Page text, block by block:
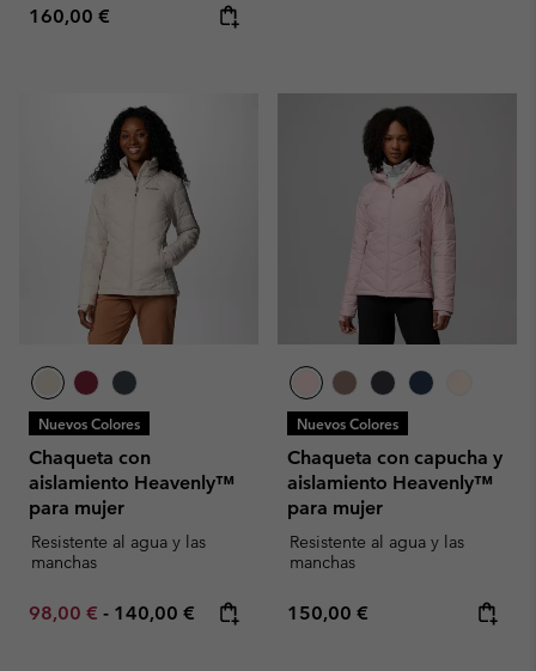
Regular price:
160,00 €
Nuevos Colores
Chaqueta con
aislamiento Heavenly™
para mujer
Resistente al agua y las
manchas
Minimum sale price:
98,00 € - Maximum price:
140,00 €
Nuevos Colores
Chaqueta con capucha y
aislamiento Heavenly™
para mujer
Resistente al agua y las
manchas
Regular price:
150,00 €